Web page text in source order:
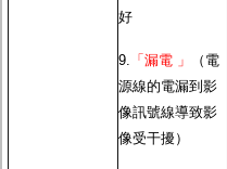
好
9. 「漏電 」
（電
源線的電漏到影
像訊號線導致影
像受干擾）